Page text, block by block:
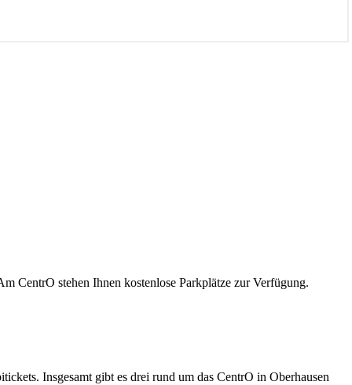
CentrO stehen Ihnen kostenlose Parkplätze zur Verfügung.
Insgesamt gibt es drei rund um das CentrO in Oberhausen